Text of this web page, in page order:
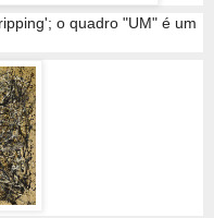
o quadro "UM" é um